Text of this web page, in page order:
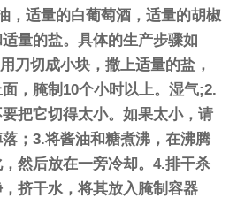
，适量的白葡萄酒，适量的胡椒
量的盐。具体的生产步骤如
刀切成小块，撒上适量的盐，
，腌制10个小时以上。湿气;2.
把它切得太小。如果太小，请
；3.将酱油和糖煮沸，在沸腾
然后放在一旁冷却。4.排干杀
挤干水，将其放入腌制容器